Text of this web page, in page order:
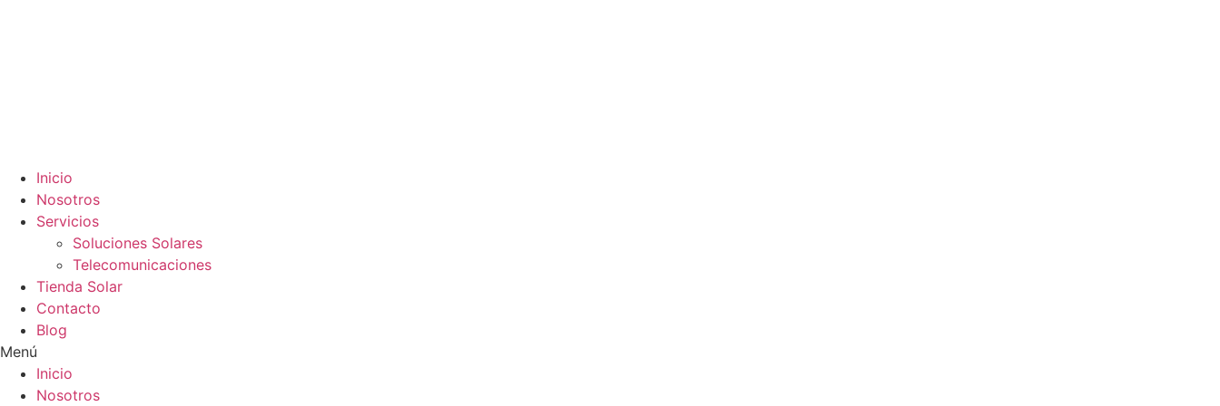
Inicio
Nosotros
Servicios
Soluciones Solares
Telecomunicaciones
Tienda Solar
Contacto
Blog
Menú
Inicio
Nosotros